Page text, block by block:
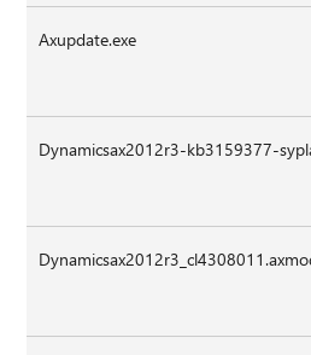
Axupdate.exe
Dynamicsax2012r3-kb3159377-